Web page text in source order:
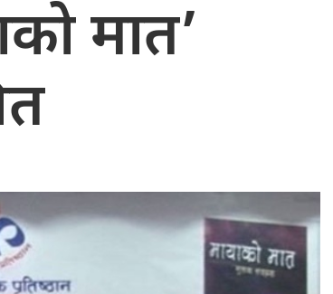
मात’